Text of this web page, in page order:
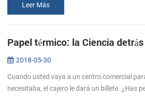
Leer Más
2018-05-30
Cuando usted vaya a un centro comercial
necesitaba, el cajero le dará un billete. ¿Has